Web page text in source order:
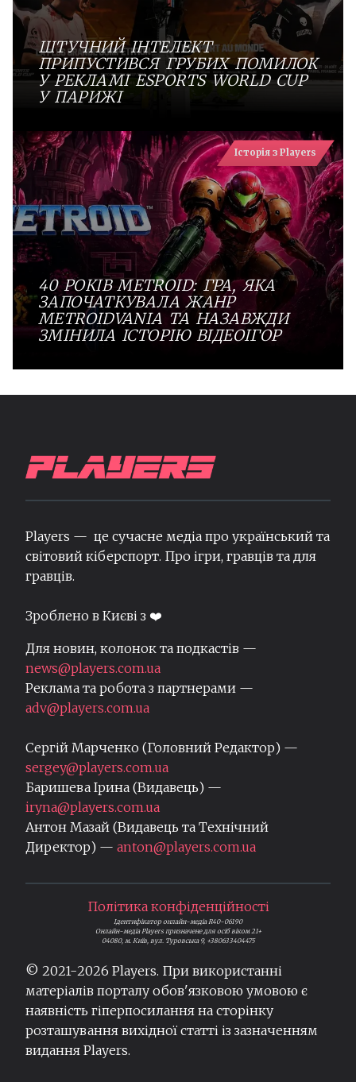
ШТУЧНИЙ ІНТЕЛЕКТ
ПРИПУСТИВСЯ ГРУБИХ ПОМИЛОК
У РЕКЛАМІ ESPORTS WORLD CUP
У ПАРИЖІ
Історія з Players
40 РОКІВ METROID: ГРА, ЯКА
ЗАПОЧАТКУВАЛА ЖАНР
METROIDVANIA ТА НАЗАВЖДИ
ЗМІНИЛА ІСТОРІЮ ВІДЕОІГОР
Players — це сучасне медіа про український та
світовий кіберспорт. Про ігри, гравців та для
гравців.
Зроблено в Києві з ❤️
Для новин, колонок та подкастів —
news@players.com.ua
Реклама та робота з партнерами —
adv@players.com.ua
Сергій Марченко (Головний Редактор) —
sergey@players.com.ua
Баришева Ірина (Видавець) —
iryna@players.com.ua
Антон Мазай (Видавець та Технічний
Директор) — anton@players.com.ua
Політика конфіденційності
Ідентифікатор онлайн-медіа R40-06190
Онлайн-медіа Players призначене для осіб віком 21+
04080, м. Київ, вул. Туровська 9, +380633404475
© 2021-2026 Players. При використанні
матеріалів порталу обов'язковою умовою є
наявність гіперпосилання на сторінку
розташування вихідної статті із зазначенням
видання Players.